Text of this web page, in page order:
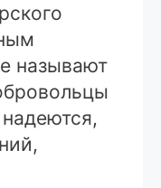
называют